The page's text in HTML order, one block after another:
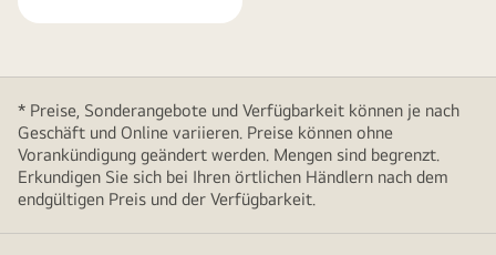
* Preise, Sonderangebote und Verfügbarkeit können je nach
Geschäft und Online variieren. Preise können ohne
Vorankündigung geändert werden. Mengen sind begrenzt.
Erkundigen Sie sich bei Ihren örtlichen Händlern nach dem
endgültigen Preis und der Verfügbarkeit.